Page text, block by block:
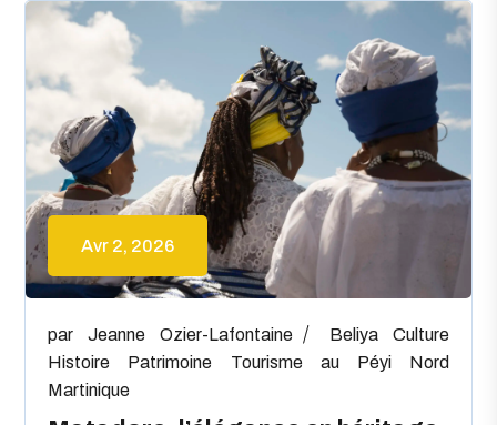
Avr 2, 2026
parJeanne Ozier-Lafontaine Beliya
Culture
Histoire
Patrimoine
Tourisme au Péyi Nord
Martinique